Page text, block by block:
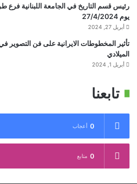
رئيس قسم التاريخ في الجامعة اللبنانية فرع
يوم 27/4/2024
أبريل 27, 2024
الميلادي
أبريل 1, 2024
تابعنا
0 أعجاب
0 متابع